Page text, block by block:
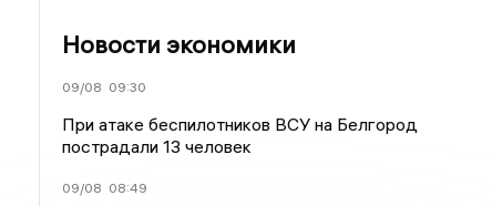
Новости экономики
09/08 09:30
При атаке беспилотников ВСУ на Белгород
пострадали 13 человек
09/08 08:49